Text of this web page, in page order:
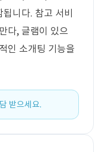
니다. 참고 서비
다, 글램이 있으
인 소개팅 기능을
받으세요.